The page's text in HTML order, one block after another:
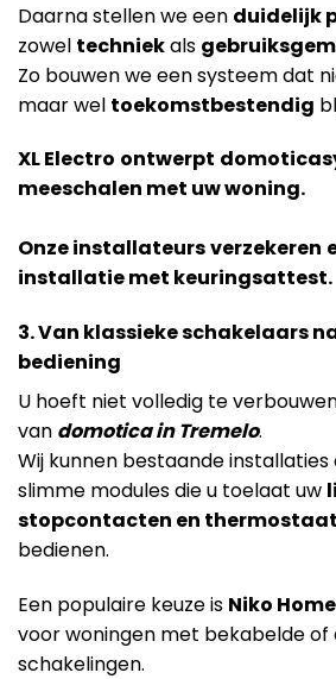
Daarna stellen we een duidelijk
zowel techniekals
Zo bouwen we een systeem dat
maar wel toekomstbestendig
XL Electro ontwerpt
meeschalen met uw woning.
Onze installateursverzekeren
installatie met keuringsattest.
3. Van klassieke schakelaars
bediening
U hoeft niet volledig te
van domotica in Tremelo.
Wij kunnen bestaande
slimme modules die u toelaat uw
stopcontacten en thermostaat
bedienen.
Een populaire keuze is Niko
voor woningen met bekabelde of
schakelingen.